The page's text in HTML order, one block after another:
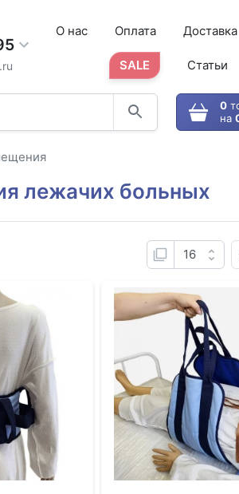
О нас Оплата Доставка
SALE Статьи
0
на
лежачих больных